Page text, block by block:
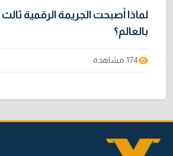
لماذا أصبحت الجريمة الرقمية ثالث
بالعالم؟
174 مشاهدة